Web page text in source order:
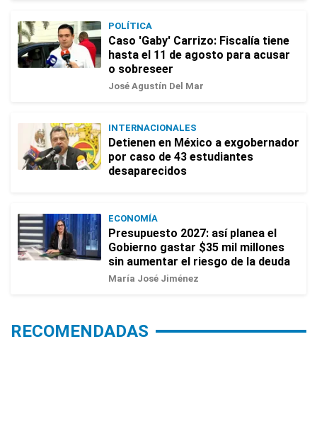
POLÍTICA
Caso 'Gaby' Carrizo: Fiscalía tiene
hasta el 11 de agosto para acusar
o sobreseer
José Agustín Del Mar
INTERNACIONALES
Detienen en México a exgobernador
por caso de 43 estudiantes
desaparecidos
ECONOMÍA
Presupuesto 2027: así planea el
Gobierno gastar $35 mil millones
sin aumentar el riesgo de la deuda
María José Jiménez
RECOMENDADAS